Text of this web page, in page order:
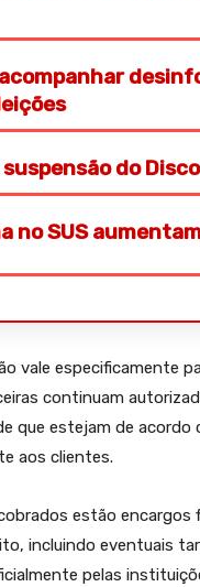
do
no SUS
vale especificamente
continuam
que estejam de acordo
aos clientes.
estão encargos
incluindo eventuais
pelas